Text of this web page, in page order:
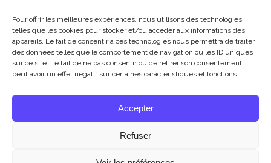
Pour offrir les meilleures expériences, nous utilisons des technologies
telles que les cookies pour stocker et/ou accéder aux informations des
appareils. Le fait de consentir à ces technologies nous permettra de traiter
des données telles que le comportement de navigation ou les ID uniques
sur ce site. Le fait de ne pas consentir ou de retirer son consentement
peut avoir un effet négatif sur certaines caractéristiques et fonctions.
Accepter
Refuser
Mentions Légales
Politique de cookies
Presse